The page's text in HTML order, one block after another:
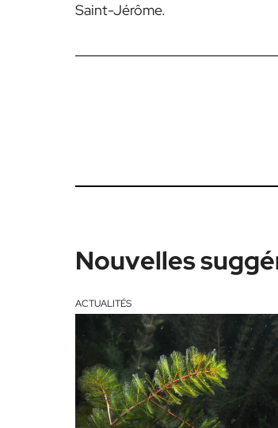
Saint-Jérôme.
Nouvelles
ACTUALITÉS